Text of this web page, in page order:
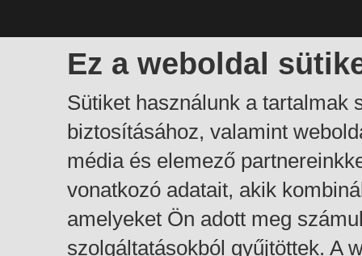
Ez a weboldal
Sütiket használunk a tartalmak
biztosításához, valamint
média és elemező
vonatkozó adatait, akik
amelyeket Ön adott meg
szolgáltatásokból gyűjtöttek. A